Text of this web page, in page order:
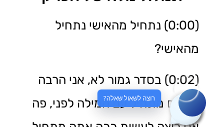
(0:00) נתחיל מהאישי נתחיל
מהאישי?
(0:02) בסדר גמור לא, אני הרבה
פרקים מתחיל עם המילה לפני, פה
רוצה לשאול שאלה?